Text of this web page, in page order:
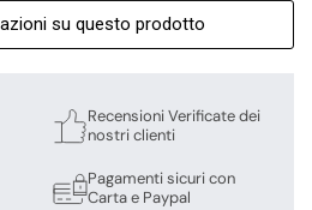
su questo prodotto
Recensioni Verificate dei
nostri clienti
Pagamenti sicuri con
Carta e Paypal